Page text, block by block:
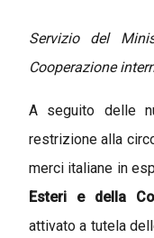
Servizio del
Cooperazione
A seguito delle
restrizione alla
merci italiane in
Esteri e della
attivato a tutela